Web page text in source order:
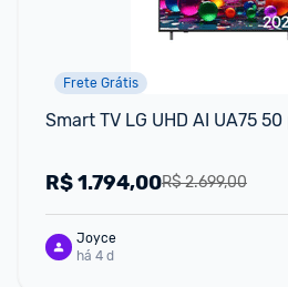
Frete Grátis
Smart TV LG UHD AI UA75
R$ 2.699,00
R$1.794,00
Joyce
há 4 d